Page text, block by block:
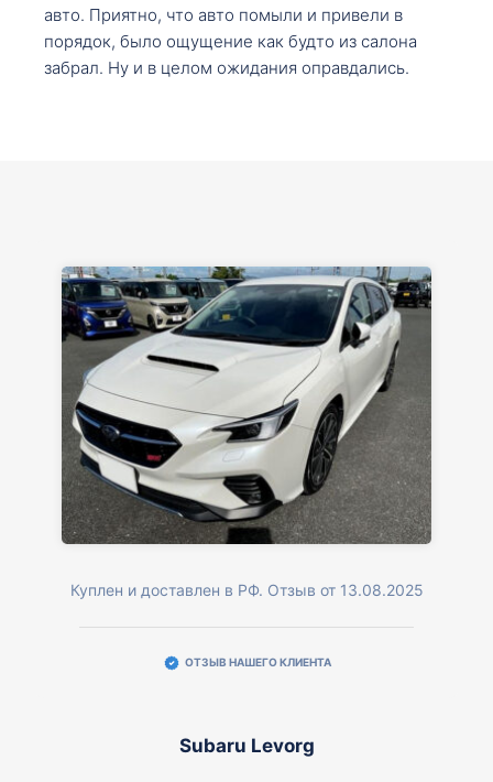
авто. Приятно, что авто помыли и привели в
порядок, было ощущение как будто из салона
забрал. Ну и в целом ожидания оправдались.
Куплен и доставлен в РФ. Отзыв от 13.08.2025
ОТЗЫВ НАШЕГО КЛИЕНТА
Subaru Levorg